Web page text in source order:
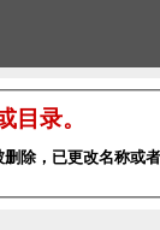
目录。
除，已更改名称或者